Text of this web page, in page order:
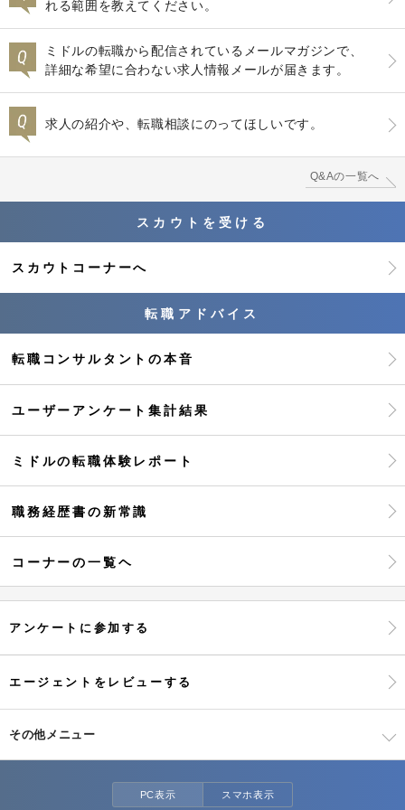
れる範囲を教えてください。
ミドルの転職から配信されているメールマガジンで、
詳細な希望に合わない求人情報メールが届きます。
求人の紹介や、転職相談にのってほしいです。
Q&Aの一覧へ
スカウトを受ける
スカウトコーナーへ
転職アドバイス
転職コンサルタントの本音
ユーザーアンケート集計結果
ミドルの転職体験レポート
職務経歴書の新常識
コーナーの一覧ヘ
アンケートに参加する
エージェントをレビューする
その他メニュー
PC表示 スマホ表示